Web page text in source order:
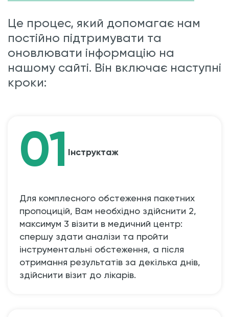
Це процес, який допомагає нам
постійно підтримувати та
оновлювати інформацію на
нашому сайті. Він включає наступні
кроки:
01 Інструктаж
Для комплесного обстеження пакетних
пропоцицій, Вам необхідно здійснити 2,
максимум 3 візити в медичний центр:
спершу здати аналізи та пройти
інструментальні обстеження, а після
отримання результатів за декілька днів,
здійснити візит до лікарів.